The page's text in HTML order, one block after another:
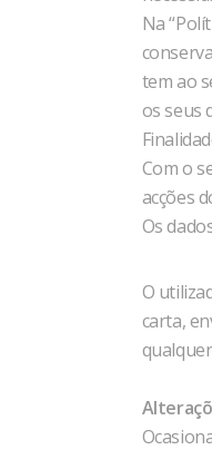
Na
tem ao
os seus
Com o
acções
Os
O
carta,